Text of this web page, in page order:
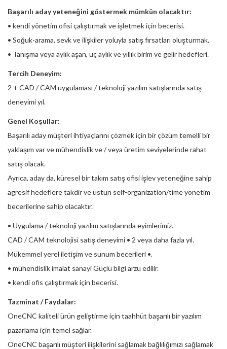
Başarılı aday yeteneğini göstermek mümkün olacaktır:
• kendi yönetim ofisi çalıştırmak ve işletmek için becerisi.
• Soğuk-arama, sevk ve ilişkiler yoluyla satış fırsatları oluşturmak.
• Tanışma veya aylık aşan, üç aylık ve yıllık birim ve gelir hedefleri.
Tercih Deneyim:
2 + CAD / CAM uygulaması / teknoloji yazılım satışlarında satış
deneyimi yıl.
Genel Koşullar:
Başarılı aday müşteri ihtiyaçlarını çözmek için bir çözüm temelli bir
yaklaşım var ve mühendislik ve / veya üretim seviyelerinde rahat
satış olacak.
Ayrıca, aday da, küresel bir takım satış ofisi işlev yeteneğine sahip
agresif hedeflere takdir ve üstün self-organization/time yönetim
becerilerine sahip olacaktır.
• Uygulama / teknoloji yazılım satışlarında eyimlerimiz.
CAD / CAM teknolojisi satış deneyimi • 2 veya daha fazla yıl.
Mükemmel yerel iletişim ve sunum becerileri •.
• mühendislik imalat sanayi Güçlü bilgi arzu edilir.
• kendi ofis çalıştırmak için becerisi.
Tazminat / Faydalar:
OneCNC kaliteli ürün geliştirme için taahhüt başarılı bir yazılım
pazarlama için temel sağlar.
OneCNC başarılı müşteri ilişkilerini sağlamak bağlılığımızı sağlamak